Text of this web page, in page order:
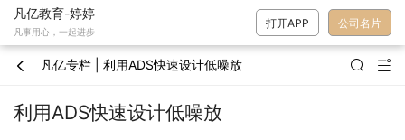
凡亿教育-婷婷
凡事用心，一起进步
打开APP 公司名片
 凡亿专栏 | 利用ADS快速设计低噪放  
利用ADS快速设计低噪放